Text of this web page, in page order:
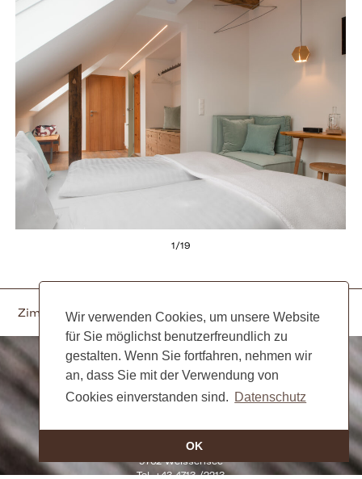
Wir verwenden Cookies, um unsere Website
für Sie möglichst benutzerfreundlich zu
gestalten. Wenn Sie fortfahren, nehmen wir
an, dass Sie mit der Verwendung von
Cookies einverstanden sind. Datenschutz
OK
1/19
Zimmer 13 Zimmer 15
Bio-Hotel Gralhof Neusach 7
9762 Weissensee
Tel. +43 4713 /2213